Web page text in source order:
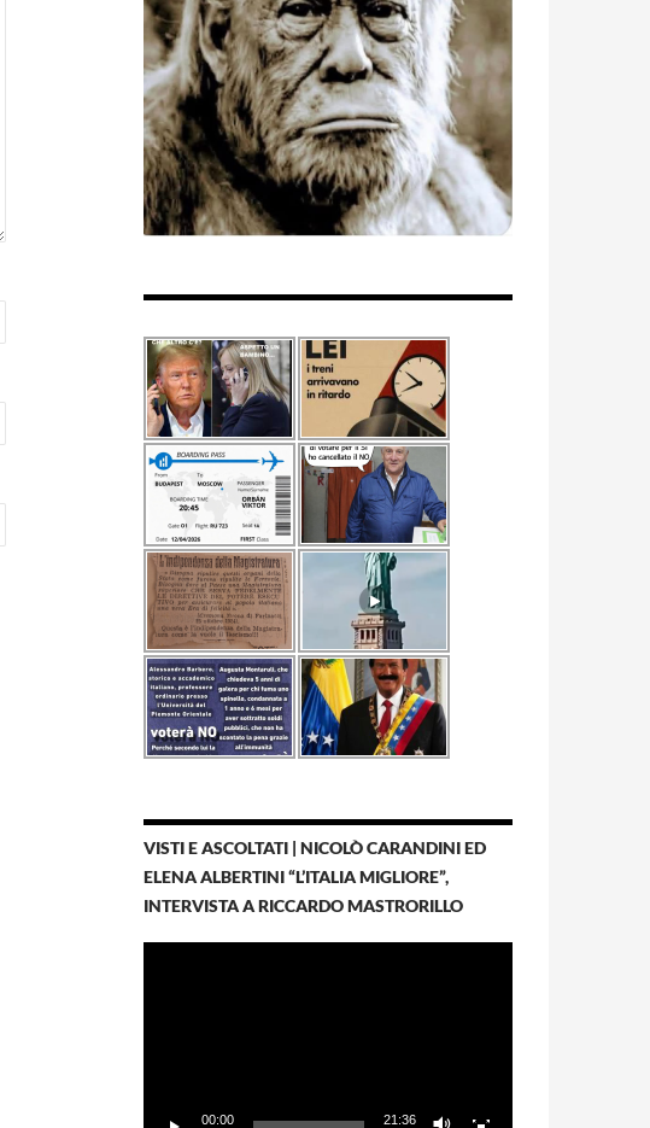
VISTI E ASCOLTATI | NICOLÒ CARANDINI ED
ELENA ALBERTINI “L’ITALIA MIGLIORE”,
INTERVISTA A RICCARDO MASTRORILLO
00:00 21:36